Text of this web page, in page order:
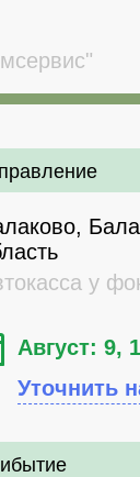
у
Август: 9,
Уточнить